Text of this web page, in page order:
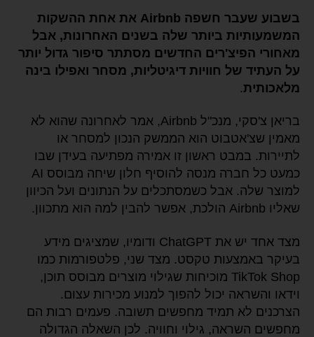
בשבוע שעבר חשפה Airbnb את אחת ההשקות
המשמעותיות ביותר שלה בשנים האחרונות, אבל
מאחורי הפיצ'רים החדשים מסתתר סיפור גדול יותר
על העתיד של חוויות דיגיטליות, מסחר ואפילו בינה
מלאכותית.
בריאן צ'סקי, מנכ"ל Airbnb, אמר לאחרונה שהוא לא
מאמין שצ'אטבוט הוא הממשק הנכון למסחר או
לתיירות. במבט ראשון זו אמירה מפתיעה בעידן שבו
כמעט כל חברה מנסה להוסיף חלון שיחה מבוסס AI
למוצר שלה. אבל כשמסתכלים על הנתונים ועל הכיוון
שאליו Airbnb הולכת, אפשר להבין למה הוא מתכוון.
מצד אחד יש את ChatGPT ודומיו, שמציגים מידע
בעיקר באמצעות טקסט. מצד שני, פלטפורמות כמו
TikTok Shop מוכיחות שגילוי מוצרים מבוסס תוכן,
וידאו והשראה יכול להפוך למנוע מכירות עצום.
הצרכנים לא תמיד מחפשים תשובה. פעמים רבות הם
מחפשים השראה, גילוי וחוויה. לכן השאלה הגדולה